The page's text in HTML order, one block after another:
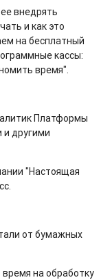
внедрять
и как это
на бесплатный
кассы:
время".
Платформы
другими
"Настоящая
от бумажных
на обработку